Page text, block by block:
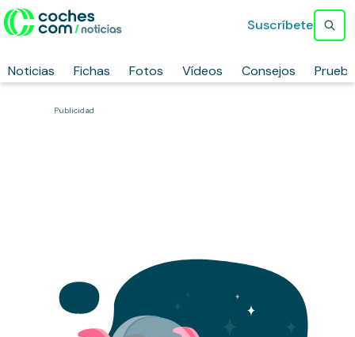
Noticias Fichas Fotos Vídeos Consejos
Suscríbete
Publicidad